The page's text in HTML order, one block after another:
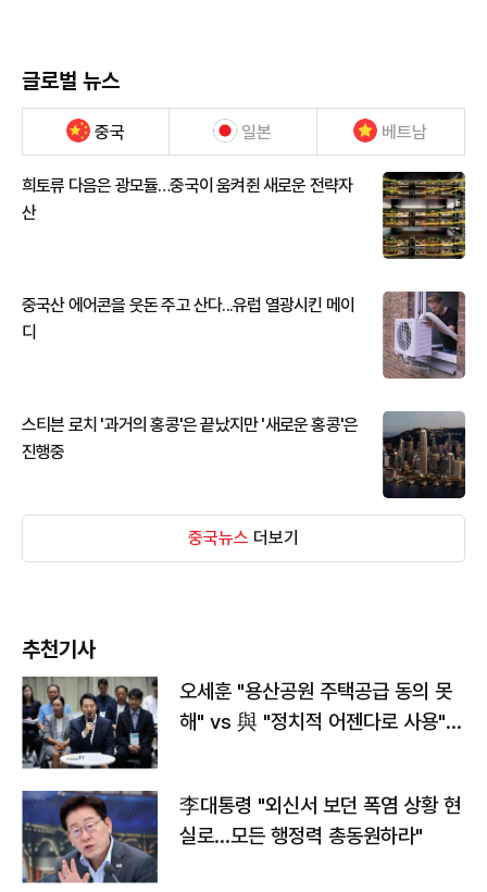
글로벌 뉴스
중국 일본 베트남
희토류 다음은 광모듈…중국이 움켜쥔 새로운 전략자
산
중국산 에어콘을 웃돈 주고 산다...유럽 열광시킨 메이
디
스티븐 로치 '과거의 홍콩'은 끝났지만 '새로운 홍콩'은
진행중
중국뉴스 더보기
추천기사
오세훈 "용산공원 주택공급 동의 못
해" vs 與 "정치적 어젠다로 사용"
李대통령 "외신서 보던 폭염 상황 현
실로…모든 행정력 총동원하라"